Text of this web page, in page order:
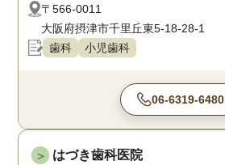
〒566-0011
大阪府摂津市千里丘東5-18-28-1
歯科
小児歯科
06-6319-6480
＞ はづき歯科医院